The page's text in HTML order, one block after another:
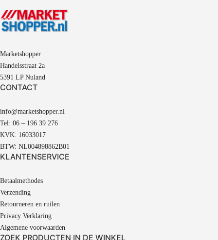
Marketshopper
Handelsstraat 2a
5391 LP Nuland
CONTACT
info@marketshopper.nl
Tel: 06 – 196 39 276
KVK: 16033017
BTW: NL004898862B01
KLANTENSERVICE
Betaalmethodes
Verzending
Retourneren en ruilen
Privacy Verklaring
Algemene voorwaarden
ZOEK PRODUCTEN IN DE WINKEL